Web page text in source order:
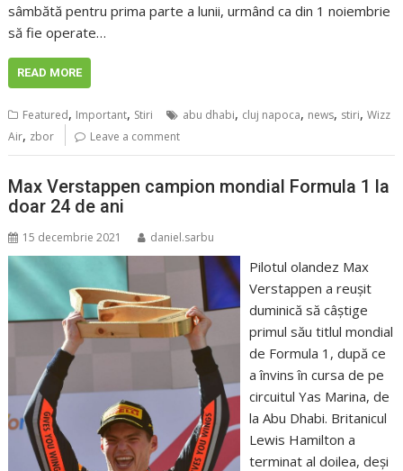
sâmbătă pentru prima parte a lunii, urmând ca din 1 noiembrie
să fie operate…
READ MORE
Featured, Important, Stiri abu dhabi, cluj napoca, news, stiri,Wizz
Air, zbor Leave a comment
Max Verstappen campion mondial Formula 1 la
doar 24 de ani
15 decembrie 2021 daniel.sarbu
Pilotul olandez Max
Verstappen a reușit
duminică să câștige
primul său titlul mondial
de Formula 1, după ce
a învins în cursa de pe
circuitul Yas Marina, de
la Abu Dhabi. Britanicul
Lewis Hamilton a
terminat al doilea, deși